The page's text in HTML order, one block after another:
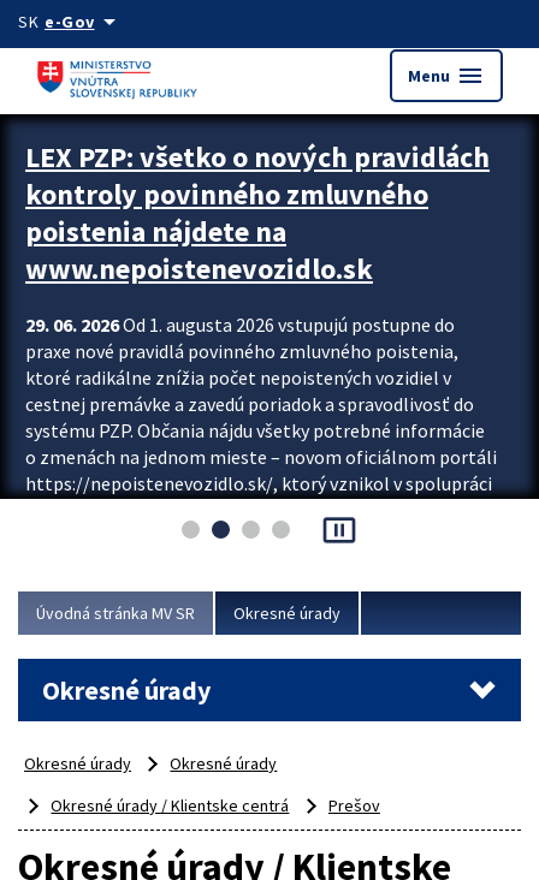
Preskocit na hlavný obsah
SK e-Govarrow_drop_down
Menu menu
Zastavit automatický posun upútavok
LEX PZP: všetko o nových pravidlách
kontroly povinného zmluvného
poistenia nájdete na
www.nepoistenevozidlo.sk
29. 06. 2026Od 1. augusta 2026 vstupujú postupne do
praxe nové pravidlá povinného zmluvného poistenia,
ktoré radikálne znížia počet nepoistených vozidiel v
cestnej premávke a zavedú poriadok a spravodlivosť do
systému PZP. Občania nájdu všetky potrebné informácie
o zmenách na jednom mieste – novom oficiálnom portáli
https://nepoistenevozidlo.sk/, ktorý vznikol v spolupráci
asociácie poisťovní (SLASPO) a Ministerstva vnútra SR.
Viac
pause_presentation
Úvodná stránka MV SR Okresné úrady
Okresné úrady
Okresné úrady
Okresné úrady
Okresné úrady / Klientske centrá
Prešov
Okresné úrady / Klientske